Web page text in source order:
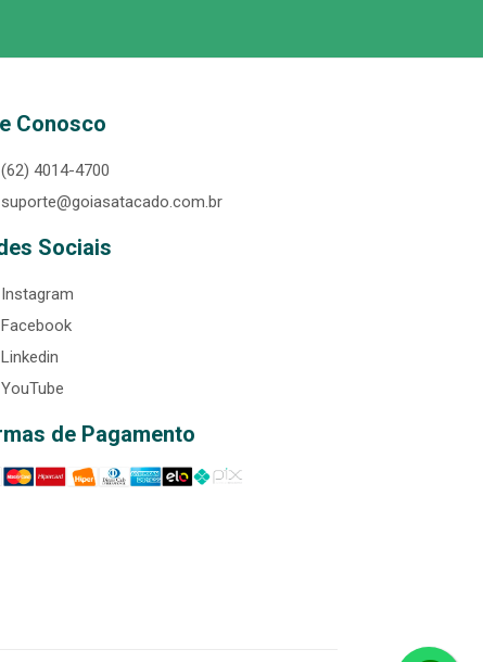
Conosco
(62) 4014-4700
suporte@goiasatacado.com.br
Sociais
Instagram
Facebook
Linkedin
YouTube
de Pagamento